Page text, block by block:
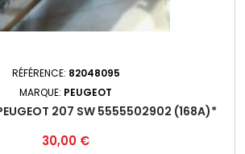
RÉFÉRENCE: 82048095
MARQUE: PEUGEOT
207 SW 5555502902 (168A)*
Prix
30,00 €